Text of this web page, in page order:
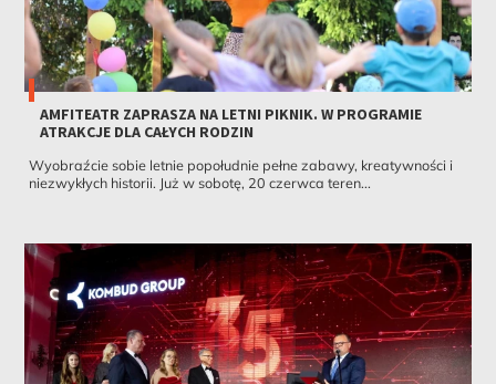
AMFITEATR ZAPRASZA NA LETNI PIKNIK. W PROGRAMIE
ATRAKCJE DLA CAŁYCH RODZIN
Wyobraźcie sobie letnie popołudnie pełne zabawy, kreatywności i
niezwykłych historii. Już w sobotę, 20 czerwca teren...